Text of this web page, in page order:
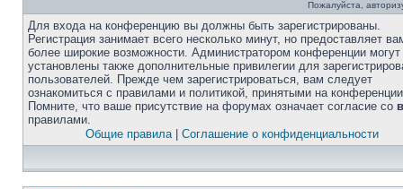
Пожалуйста,
Для входа на конференцию вы должны быть зарегистрированы.
Регистрация занимает всего несколько минут, но предоставляет
более широкие возможности. Администратором конференции
установлены также дополнительные привилегии для
пользователей. Прежде чем зарегистрироваться, вам следует
ознакомиться с правилами и политикой, принятыми на
Помните, что ваше присутствие на форумах означает согласие со
правилами.
Общие правила| Соглашение о конфиденциальности